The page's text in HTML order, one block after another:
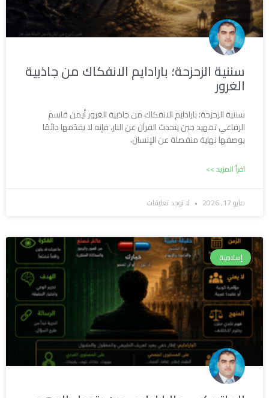
سننية الزحزحة؛ بارادايم الانفكاك من جاذبية
الغرور
سننية الزحزحة؛ بارادايم الانفكاك من جاذبية الغرور أيمن قاسم
الرفاعي تمهيد حين يتحدث القرآن عن النار، فإنه لا يقدّمها دائمًا
بوصفها نهاية منفصلة عن الإنسان،
اقرأ المزيد >>
مايو 17, 2026 لا توجد تعليقات
إسلامية